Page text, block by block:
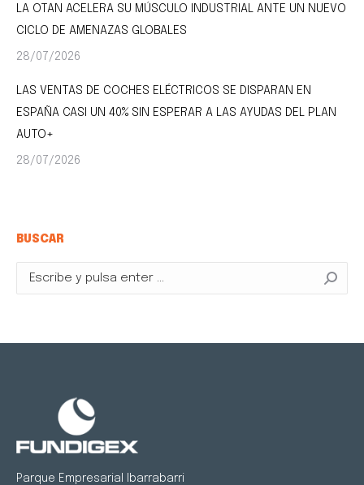
LA OTAN ACELERA SU MÚSCULO INDUSTRIAL ANTE UN NUEVO
CICLO DE AMENAZAS GLOBALES
28/07/2026
LAS VENTAS DE COCHES ELÉCTRICOS SE DISPARAN EN
ESPAÑA CASI UN 40% SIN ESPERAR A LAS AYUDAS DEL PLAN
AUTO+
28/07/2026
BUSCAR
Buscar:
Parque Empresarial Ibarrabarri